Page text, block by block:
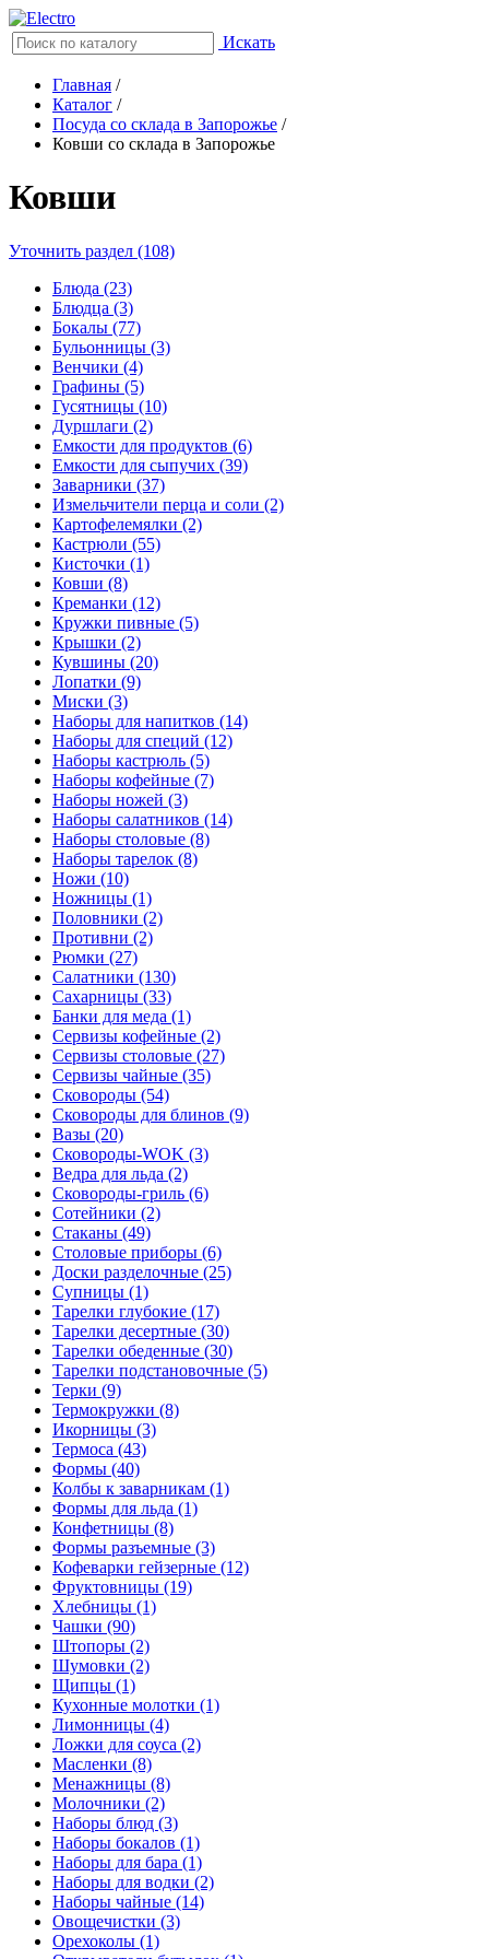
Искать
Главная /
Каталог /
Посуда со склада в Запорожье /
Ковши со склада в Запорожье
Ковши
Уточнить раздел (108)
Блюда (23)
Блюдца (3)
Бокалы (77)
Бульонницы (3)
Венчики (4)
Графины (5)
Гусятницы (10)
Дуршлаги (2)
Емкости для продуктов (6)
Емкости для сыпучих (39)
Заварники (37)
Измельчители перца и соли (2)
Картофелемялки (2)
Кастрюли (55)
Кисточки (1)
Ковши (8)
Креманки (12)
Кружки пивные (5)
Крышки (2)
Кувшины (20)
Лопатки (9)
Миски (3)
Наборы для напитков (14)
Наборы для специй (12)
Наборы кастрюль (5)
Наборы кофейные (7)
Наборы ножей (3)
Наборы салатников (14)
Наборы столовые (8)
Наборы тарелок (8)
Ножи (10)
Ножницы (1)
Половники (2)
Противни (2)
Рюмки (27)
Салатники (130)
Сахарницы (33)
Банки для меда (1)
Сервизы кофейные (2)
Сервизы столовые (27)
Сервизы чайные (35)
Сковороды (54)
Сковороды для блинов (9)
Вазы (20)
Сковороды-WOK (3)
Ведра для льда (2)
Сковороды-гриль (6)
Сотейники (2)
Стаканы (49)
Столовые приборы (6)
Доски разделочные (25)
Супницы (1)
Тарелки глубокие (17)
Тарелки десертные (30)
Тарелки обеденные (30)
Тарелки подстановочные (5)
Терки (9)
Термокружки (8)
Икорницы (3)
Термоса (43)
Формы (40)
Колбы к заварникам (1)
Формы для льда (1)
Конфетницы (8)
Формы разъемные (3)
Кофеварки гейзерные (12)
Фруктовницы (19)
Хлебницы (1)
Чашки (90)
Штопоры (2)
Шумовки (2)
Щипцы (1)
Кухонные молотки (1)
Лимонницы (4)
Ложки для соуса (2)
Масленки (8)
Менажницы (8)
Молочники (2)
Наборы блюд (3)
Наборы бокалов (1)
Наборы для бара (1)
Наборы для водки (2)
Наборы чайные (14)
Овощечистки (3)
Орехоколы (1)